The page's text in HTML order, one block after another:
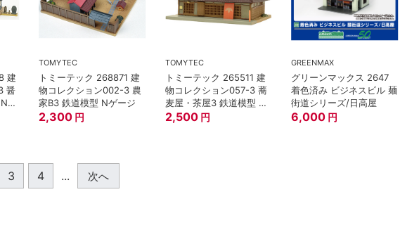
建
醤
ゲ
TOMYTEC
トミーテック 268871 建
物コレクション002-3 農
家B3 鉄道模型 Nゲージ
2,300 円
TOMYTEC
トミーテック 265511 建
物コレクション057-3 蕎
麦屋・茶屋3 鉄道模型 N
ゲージ
2,500 円
GREENMAX
グリーンマックス 2647
着色済み ビジネスビル 麺
街道シリーズ/日高屋
6,000 円
3 4 ... 次へ